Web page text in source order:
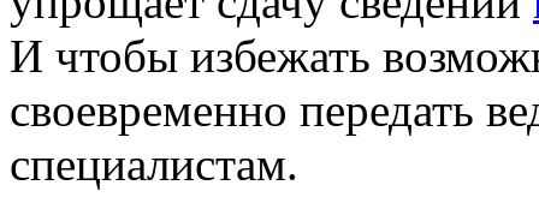
И чтобы избежать
своевременно передать
специалистам.